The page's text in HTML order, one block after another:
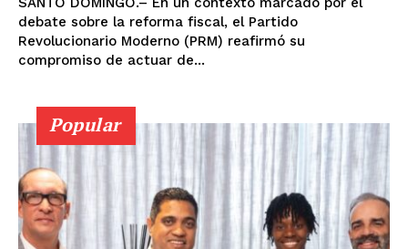
debate sobre la reforma fiscal, el Partido
Revolucionario Moderno (PRM) reafirmó su
compromiso de actuar de...
Popular